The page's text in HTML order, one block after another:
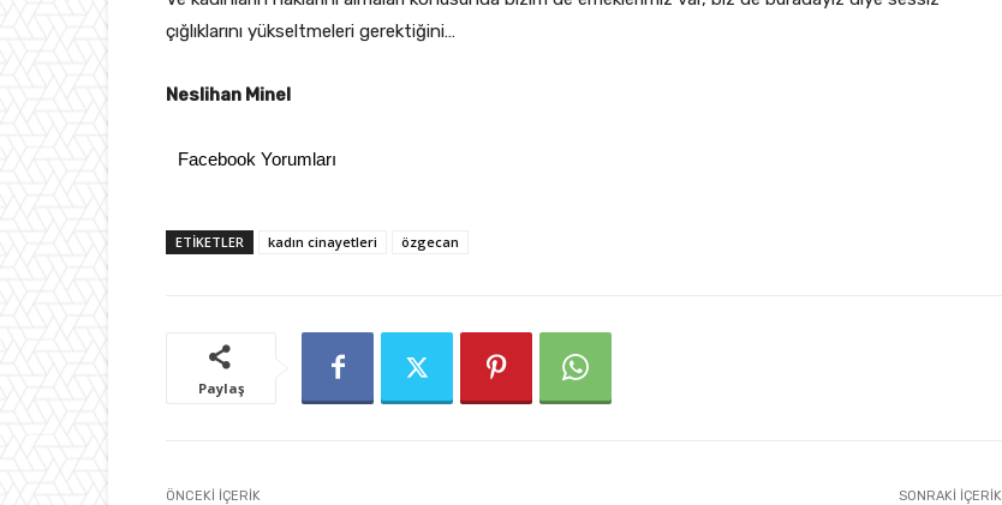
çığlıklarını yükseltmeleri gerektiğini…
Neslihan Minel
Facebook Yorumları
ETIKETLER kadın cinayetleri özgecan
Paylaş
ÖNCEKI İÇERIK SONRAKI İÇERIK